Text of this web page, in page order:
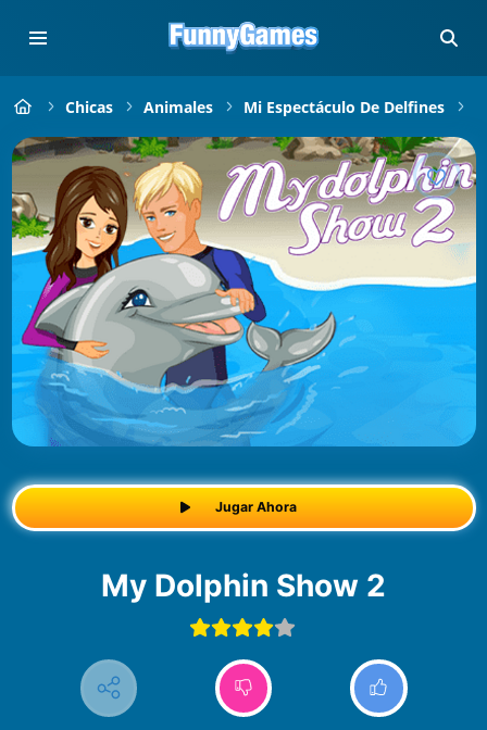
Chicas Animales Mi Espectáculo De Delfines
Jugar Ahora
My Dolphin Show 2